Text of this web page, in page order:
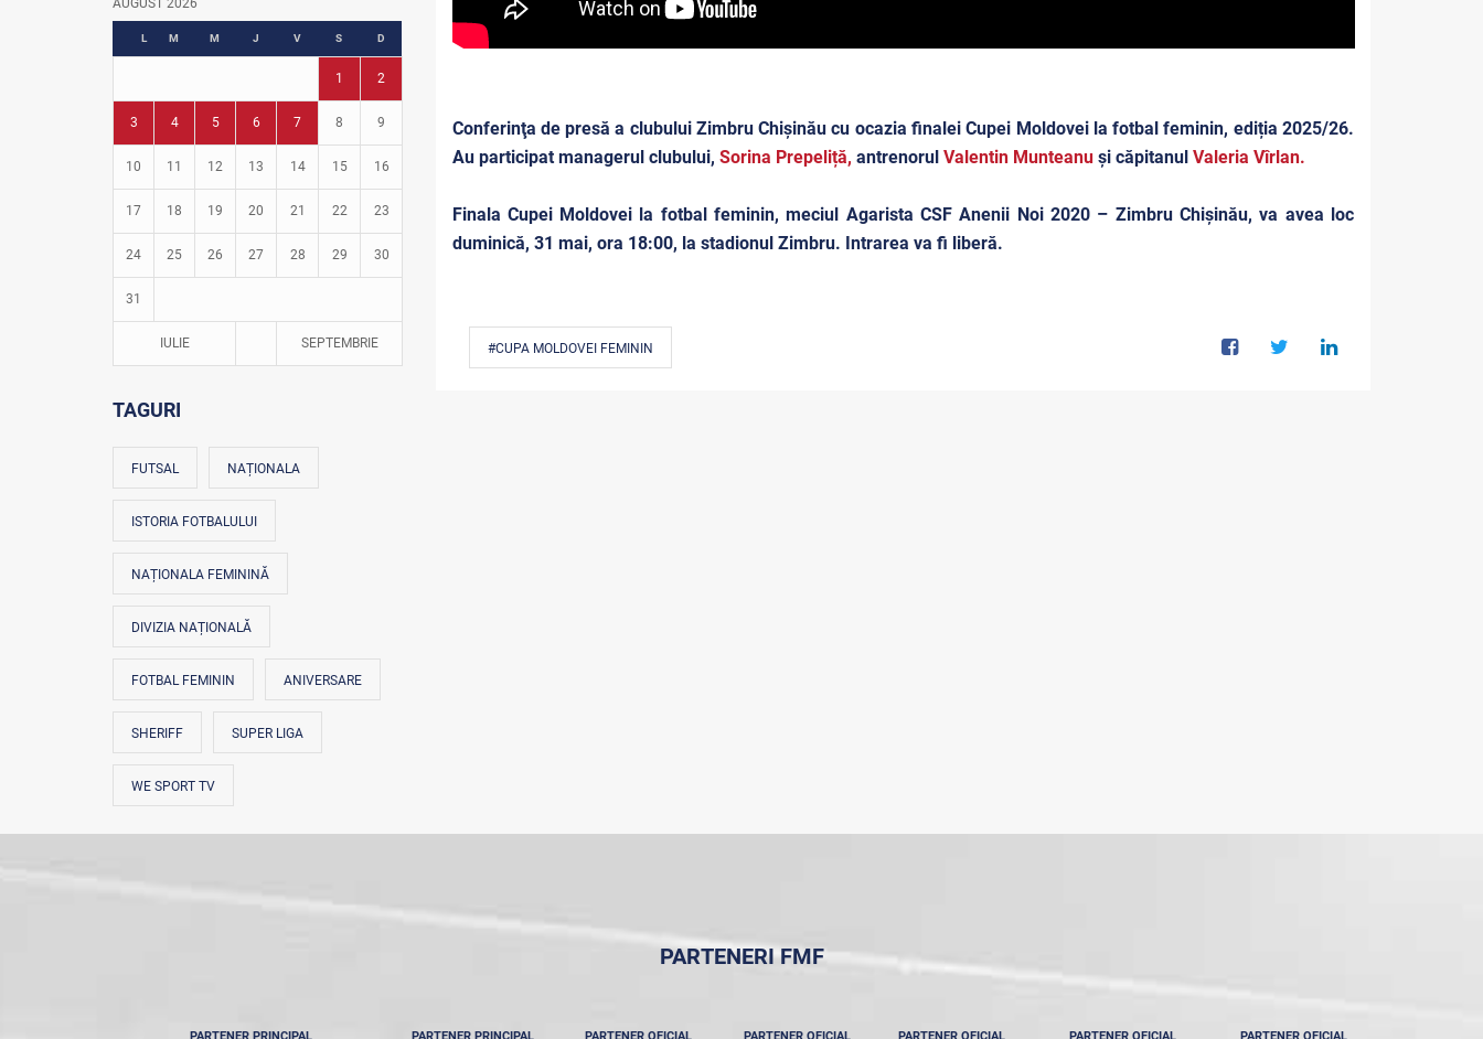
Fotbal în grădinițe
AUGUST 2026
L M M J V S D
1 2
3 4 5 6 7 8 9
10 11 12 13 14 15 16
17 18 19 20 21 22 23
24 25 26 27 28 29 30
31
IULIE SEPTEMBRIE
TAGURI
FUTSAL NAȚIONALA
ISTORIA FOTBALULUI
NAȚIONALA FEMININĂ
DIVIZIA NAȚIONALĂ
FOTBAL FEMININ ANIVERSARE
SHERIFF SUPER LIGA
WE SPORT TV
Conferinţa de presă a clubului Zimbru Chișinău cu ocazia finalei Cupei Moldovei la fotbal feminin, ediția 2025/26.
Au participat managerul clubului, Sorina Prepeliță, antrenorul Valentin Munteanu și căpitanul Valeria Vîrlan.
Finala Cupei Moldovei la fotbal feminin, meciul Agarista CSF Anenii Noi 2020 – Zimbru Chișinău, va avea loc
duminică, 31 mai, ora 18:00, la stadionul Zimbru. Intrarea va fi liberă.
#CUPA MOLDOVEI FEMININ
PARTENERI FMF